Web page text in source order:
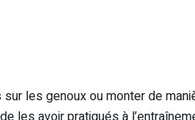
les genoux ou monter de